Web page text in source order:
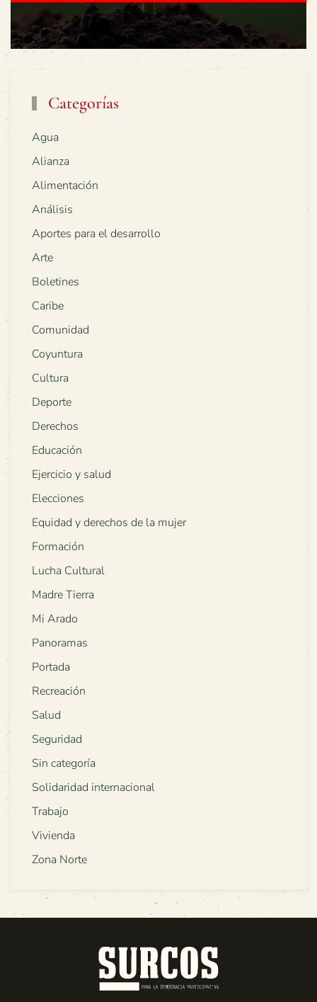
Categorías
Agua
Alianza
Alimentación
Análisis
Aportes para el desarrollo
Arte
Boletines
Caribe
Comunidad
Coyuntura
Cultura
Deporte
Derechos
Educación
Ejercicio y salud
Elecciones
Equidad y derechos de la mujer
Formación
Lucha Cultural
Madre Tierra
Mi Arado
Panoramas
Portada
Recreación
Salud
Seguridad
Sin categoría
Solidaridad internacional
Trabajo
Vivienda
Zona Norte